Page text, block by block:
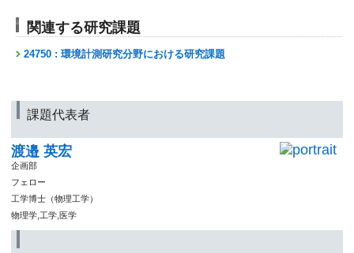
関連する研究課題
24750 : 環境計測研究分野における研究課題
課題代表者
渡邉 英宏
企画部
フェロー
工学博士（物理工学）
物理学,工学,医学